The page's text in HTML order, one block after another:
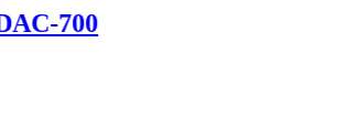
700